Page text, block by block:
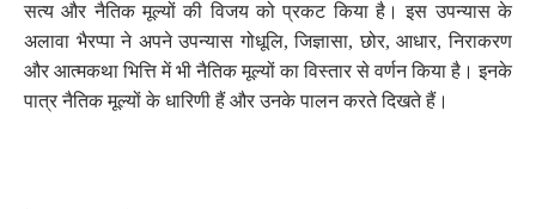
सत्य और नैतिक मूल्यों की विजय को प्रकट किया है। इस उपन्यास के
अलावा भैरप्पा ने अपने उपन्यास गोधूलि,जिज्ञासा,छोर,आधार,निराकरण
और आत्मकथा भित्ति में भी नैतिक मूल्यों का विस्तार से वर्णन किया है। इनके
पात्र नैतिक मूल्यों के धारिणी हैं और उनके पालन करते दिखते हैं।